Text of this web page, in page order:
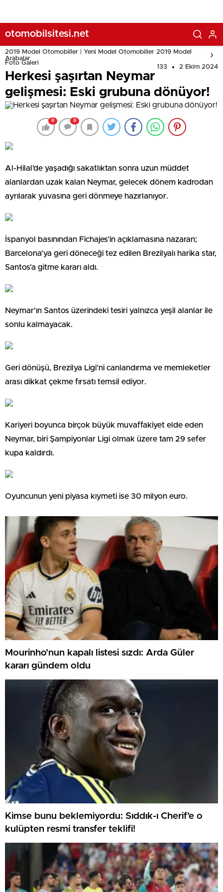
otomobilsitesi.net
2019 Model Otomobiller | Yeni Model Otomobiller 2019 Model
Arabalar
Foto Galeri
133 2 Ekim 2024
Herkesi şaşırtan Neymar
gelişmesi: Eski grubuna dönüyor!
0 0
Al-Hilal’de yaşadığı sakatlıktan sonra uzun müddet
alanlardan uzak kalan Neymar, gelecek dönem kadrodan
ayrılarak yuvasına geri dönmeye hazırlanıyor.
İspanyol basınından Fichajes’in açıklamasına nazaran;
Barcelona’ya geri döneceği tez edilen Brezilyalı harika star,
Santos’a gitme kararı aldı.
Neymar’ın Santos üzerindeki tesiri yalnızca yeşil alanlar ile
sonlu kalmayacak.
Geri dönüşü, Brezilya Ligi’ni canlandırma ve memleketler
arası dikkat çekme fırsatı temsil ediyor.
Kariyeri boyunca birçok büyük muvaffakiyet elde eden
Neymar, biri Şampiyonlar Ligi olmak üzere tam 29 sefer
kupa kaldırdı.
Oyuncunun yeni piyasa kıymeti ise 30 milyon euro.
Mourinho’nun kapalı listesi sızdı: Arda Güler
kararı gündem oldu
Kimse bunu beklemiyordu: Sıddık-ı Cherif’e o
kulüpten resmi transfer teklifi!